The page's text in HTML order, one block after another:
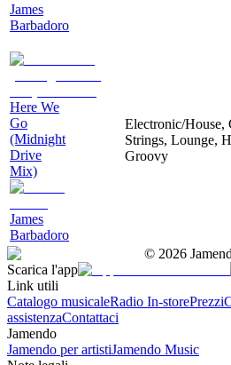
James
Barbadoro
Here We
Go
(Midnight
Drive
Mix)
James
Barbadoro
Electronic/House,
Strings, Lounge,
Groovy
© 2026
Scarica l'app
Link utili
Catalogo musicaleRadio In-storePrezzi
assistenzaContattaci
Jamendo
Jamendo per artistiJamendo Music